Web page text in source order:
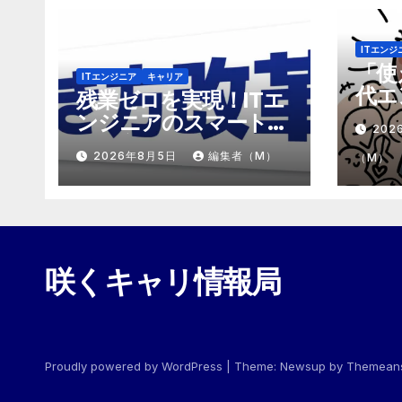
ITエンジニア キャリア
残業ゼロを実現！ITエ
ンジニアのスマートな
働き方改革
2026年8月5日 編集者（M）
ITエンジ
「
代
「
め
（M）
咲くキャリ情報局
Proudly powered by WordPress Theme: Newsup by